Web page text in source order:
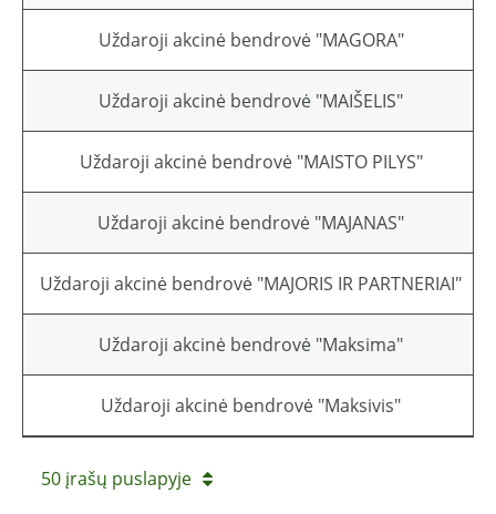
Uždaroji akcinė bendrovė "MAGORA"
Uždaroji akcinė bendrovė "MAIŠELIS"
Uždaroji akcinė bendrovė "MAISTO PILYS"
Uždaroji akcinė bendrovė "MAJANAS"
Uždaroji akcinė bendrovė "MAJORIS IR PARTNERIAI"
Uždaroji akcinė bendrovė "Maksima"
Uždaroji akcinė bendrovė "Maksivis"
50 įrašų puslapyje